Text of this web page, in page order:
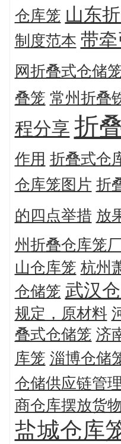
仓库笼 山东
制度范本 带
网折叠式仓储
叠笼 常州折叠
程分享 折
作用 折叠式仓
仓库笼图片 折
的四点举措 放
州折叠仓库笼
山仓库笼 杭州
仓储笼 武汉
规定，原材料
叠式仓储笼 济
库笼 淄博仓储
仓储供应链管
商仓库摆放货
盐城仓库